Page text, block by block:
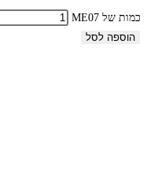
כמות של ME07
הוספה לסל